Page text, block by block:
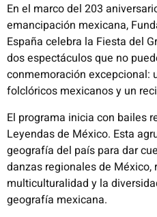
En el marco del 203
emancipación mexicana,
España celebra la Fiesta del
dos espectáculos que no
conmemoración excepcional:
folclóricos mexicanos y un
El programa inicia con bailes
Leyendas de México. Esta
geografía del país para dar
danzas regionales de México,
multiculturalidad y la
geografía mexicana.